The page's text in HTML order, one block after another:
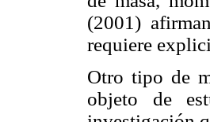
(2001)
requiere
Otro tipo de
objeto de